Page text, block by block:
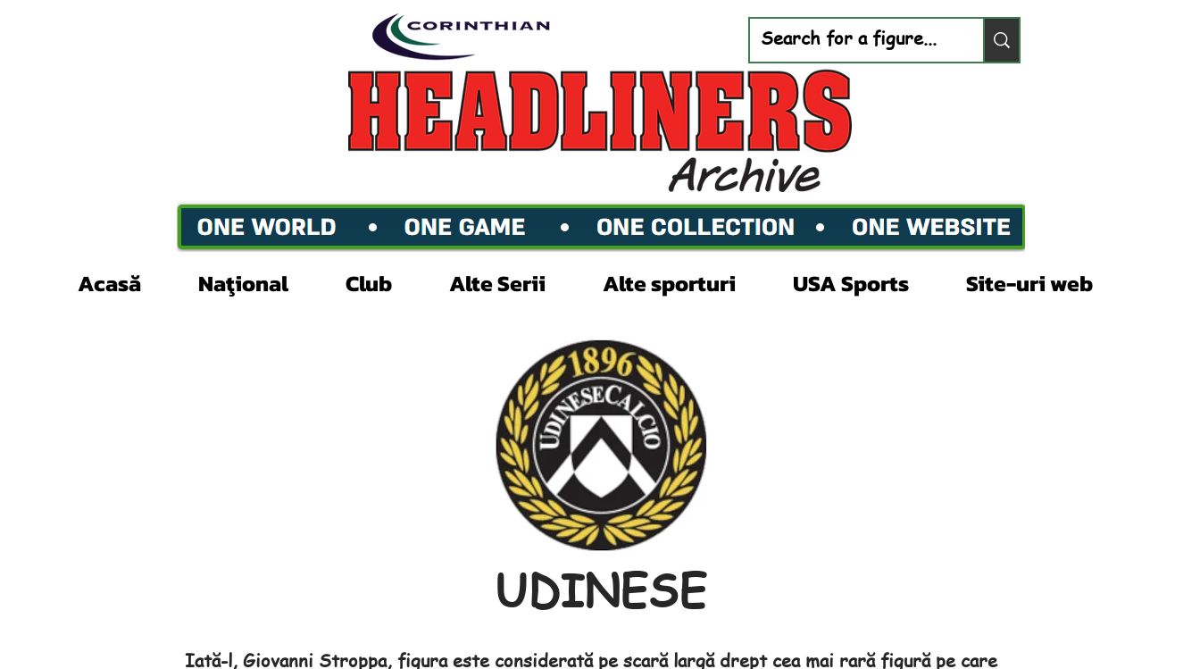
Acasă Naţional Club Alte Serii Alte sporturi USA Sports Site-uri web
UDINESE
Iată-l, Giovanni Stroppa, figura este considerată pe scară largă drept cea mai rară figură pe care